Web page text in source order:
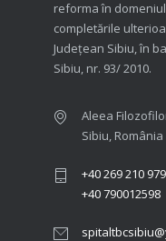
reforma în
completările
Judeţean Sibiu, în
Sibiu, nr. 93/ 2010.
Aleea
Sibiu, România
+40 269 210 979
+40 790012598